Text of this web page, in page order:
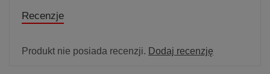
Recenzje
Produkt nie posiada recenzji. Dodaj recenzję